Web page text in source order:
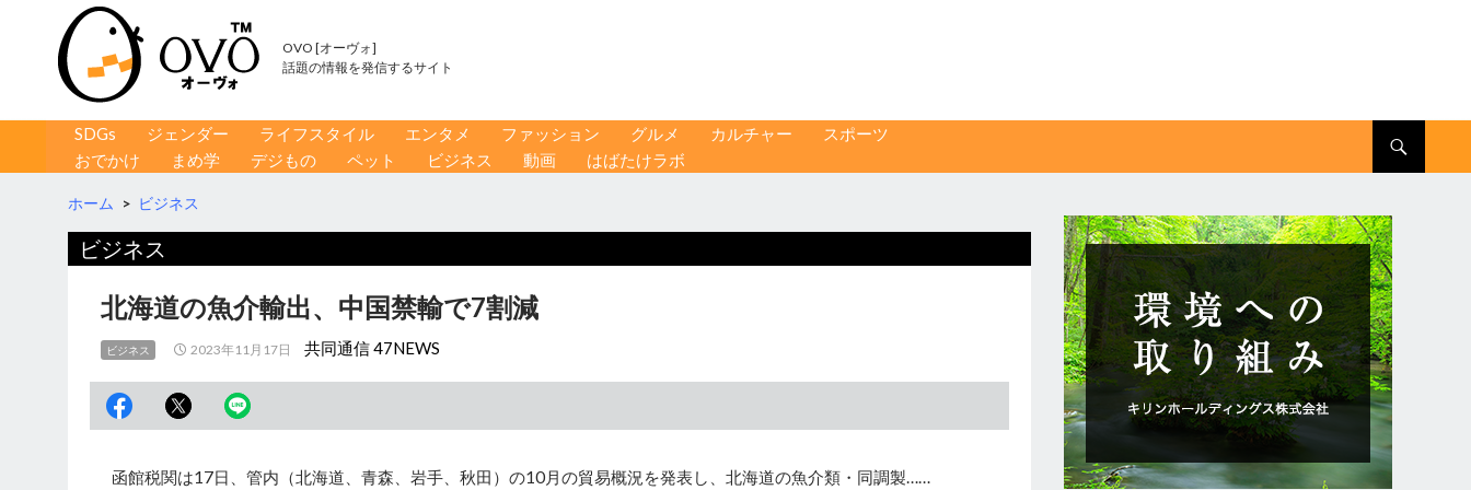
OVO [オーヴォ]
話題の情報を発信するサイト
コンテンツへ移動
SDGs ジェンダー ライフスタイル エンタメ ファッション グルメ カルチャー
スポーツ
おでかけ
まめ学 デジもの ペット ビジネス 動画 はばたけラボ
ホーム > ビジネス
ビジネス
北海道の魚介輸出、中国禁輸で7割減
ビジネス 2023年11月17日 共同通信 47NEWS
函館税関は17日、管内（北海道、青森、岩手、秋田）の10月の貿易概況を発表し、北海道の魚介類・同調製……